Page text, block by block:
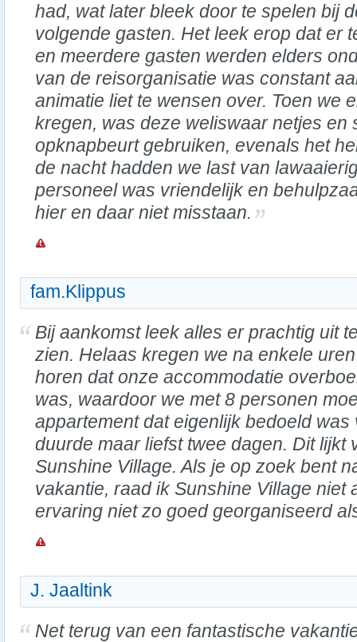
had, wat later bleek door te spelen bij
volgende gasten. Het leek erop dat er
en meerdere gasten werden elders
van de reisorganisatie was constant
animatie liet te wensen over. Toen we
kregen, was deze weliswaar netjes en
opknapbeurt gebruiken, evenals het
de nacht hadden we last van
personeel was vriendelijk en
hier en daar niet misstaan.
fam.Klippus
Bij aankomst leek alles er prachtig uit
zien. Helaas kregen we na enkele
horen dat onze accommodatie
was, waardoor we met 8 personen
appartement dat eigenlijk bedoeld
duurde maar liefst twee dagen. Dit lijkt
Sunshine Village. Als je op zoek bent
vakantie, raad ik Sunshine Village niet
ervaring niet zo goed georganiseerd
J. Jaaltink
Net terug van een fantastische